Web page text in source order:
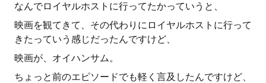
なんでロイヤルホストに行ってたかっていうと、
映画を観てきて、その代わりにロイヤルホストに行って
きたっていう感じだったんですけど、
映画が、オイハンサム。
ちょっと前のエピソードでも軽く言及したんですけど、